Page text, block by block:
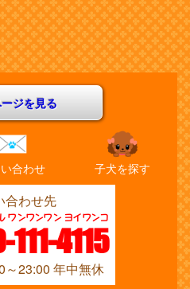
ジを見る
合わせ 子犬を探す
合わせ先
4115
ワンワンワン ヨイワンコ
～23:00 年中無休